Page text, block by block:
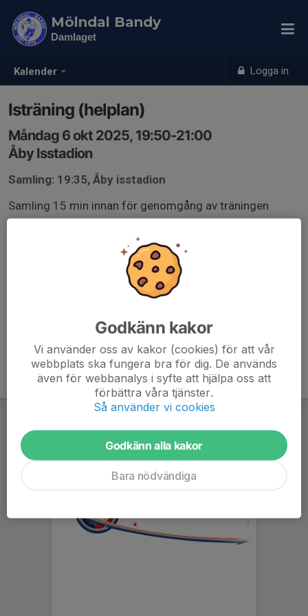
Kalender Logga in
Mölndal Bandy
Damlaget
Isträning (helplan)
Måndag 6 okt 2025, 19:50-21:00
Åby Isstadion
Samling: 19:35, Åby isstadion
Samling 15 min innan för genomgång av träningen
Godkänn kakor
Vi använder oss av kakor (cookies) för att vår
webbplats ska fungera bra för dig. De används
även för webbanalys i syfte att hjälpa oss att
förbättra våra tjänster.
Så använder vi cookies
Godkänn alla kakor
Bara nödvändiga